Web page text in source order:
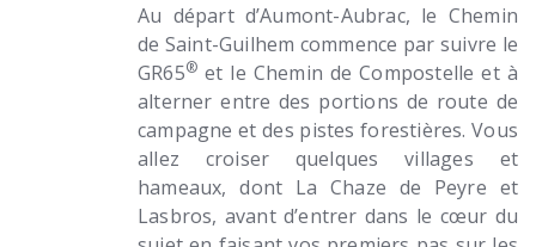
Au départ d’Aumont-Aubrac, le Chemin
de Saint-Guilhem commence par suivre le
GR65® et le Chemin de Compostelle et à
alterner entre des portions de route de
campagne et des pistes forestières. Vous
allez croiser quelques villages et
hameaux, dont La Chaze de Peyre et
Lasbros, avant d’entrer dans le cœur du